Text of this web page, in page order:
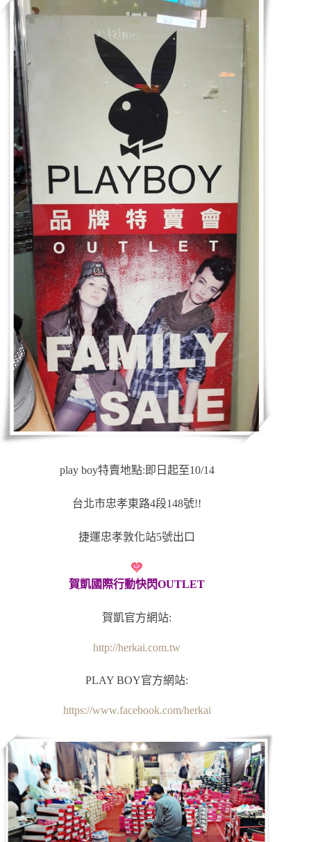
play boy特賣地點:即日起至10/14
台北市忠孝東路4段148號!!
捷運忠孝敦化站5號出口
賀凱國際行動快閃OUTLET
賀凱官方網站:
http://herkai.com.tw
PLAY BOY官方網站:
https://www.facebook.com/herkai